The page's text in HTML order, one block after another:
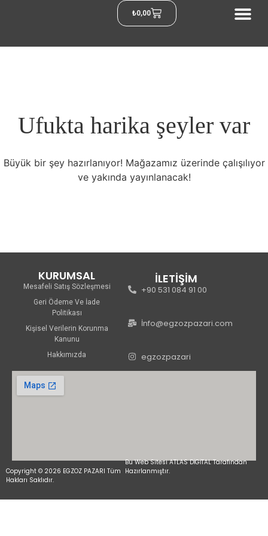
₺0,00
Ufukta harika şeyler var
Büyük bir şey hazırlanıyor! Mağazamız üzerinde çalışılıyor
ve yakında yayınlanacak!
KURUMSAL
Mesafeli Satış Sözleşmesi
Geri Ödeme Ve İade
Politikası
Kişisel Verilerin Korunma
Kanunu
Hakkımızda
İLETİŞİM
+90 531 084 91 00
İnfo@egzozpazari.com
egzozpazari
Copyright © 2026 EGZOZ PAZARI Tüm
Hakları Saklıdır.
Bu Web Sitesi ATLAS DİGİTAL Tarafından
Hazırlanmıştır.